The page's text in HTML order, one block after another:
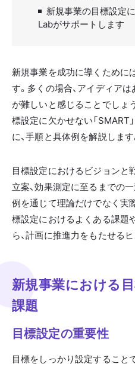
新規事業の目標設定
Labがサポートします
新規事業を成功に導くために
す。多くの場合、アイディア
が難しいと感じることでしょ
標設定に欠かせない「SMART
に、手順と具体例を解説します
目標設定におけるビジョンと
立案、効果測定に至るまでの
例を通じて理論だけでなく実
標設定におけるよくある課題
ら、計画に推進力をもたせる
新規事業における
課題
目標設定の重要性
目標をしっかり設定すること